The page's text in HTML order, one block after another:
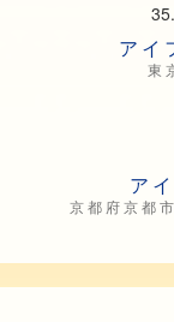
アイ
東
ア
京都府京都